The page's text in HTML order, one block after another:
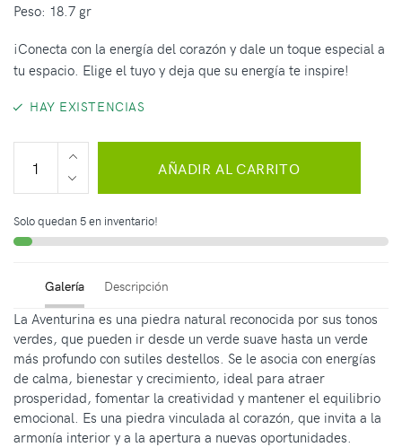
Peso: 18.7 gr
¡Conecta con la energía del corazón y dale un toque especial a
tu espacio. Elige el tuyo y deja que su energía te inspire!
HAY EXISTENCIAS
AÑADIR AL CARRITO
Solo quedan 5 en inventario!
Galería Descripción
La Aventurina es una piedra natural reconocida por sus tonos
verdes, que pueden ir desde un verde suave hasta un verde
más profundo con sutiles destellos. Se le asocia con energías
de calma, bienestar y crecimiento, ideal para atraer
prosperidad, fomentar la creatividad y mantener el equilibrio
emocional. Es una piedra vinculada al corazón, que invita a la
armonía interior y a la apertura a nuevas oportunidades.